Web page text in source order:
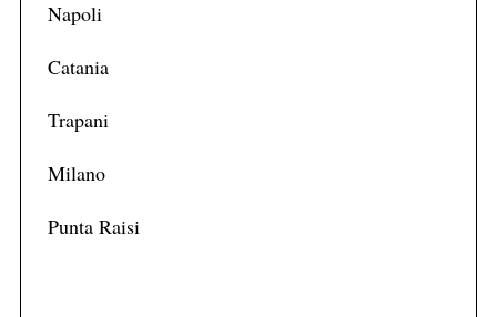
Napoli
Catania
Trapani
Milano
Punta Raisi